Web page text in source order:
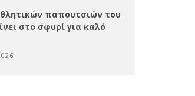
παπουτσιών του
στο σφυρί για καλό